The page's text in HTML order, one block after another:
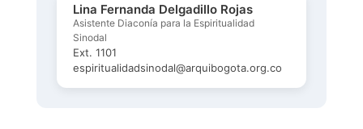
Lina Fernanda Delgadillo Rojas
Asistente Diaconía para la Espiritualidad
Sinodal
Ext. 1101
espiritualidadsinodal@arquibogota.org.co